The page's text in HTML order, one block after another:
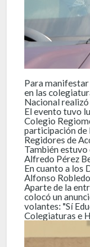
Para manifestar
en las
Nacional
El evento tuvo
Colegio
participación de
Regidores de
También
Alfredo Pérez
En cuanto a los
Alfonso
Aparte de la
colocó un
volantes: "Sí
Colegiaturas e